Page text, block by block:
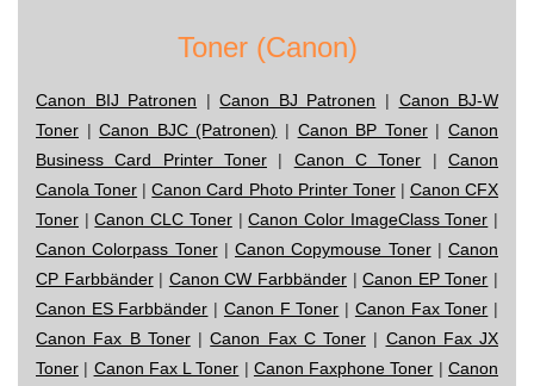
Toner (Canon)
Canon BIJ Patronen |Canon BJ Patronen | Canon BJ-W
Toner |Canon BJC (Patronen) | Canon BP Toner|Canon
Business Card Printer Toner | Canon C Toner |Canon
Canola Toner |Canon Card Photo Printer Toner| Canon CFX
Toner |Canon CLC Toner|Canon Color ImageClass Toner |
Canon Colorpass Toner| Canon Copymouse Toner| Canon
CP Farbbänder| Canon CW Farbbänder |Canon EP Toner |
Canon ES Farbbänder | Canon F Toner | Canon Fax Toner |
Canon Fax B Toner|Canon Fax C Toner | Canon Fax JX
Toner | Canon Fax L Toner | Canon Faxphone Toner |Canon